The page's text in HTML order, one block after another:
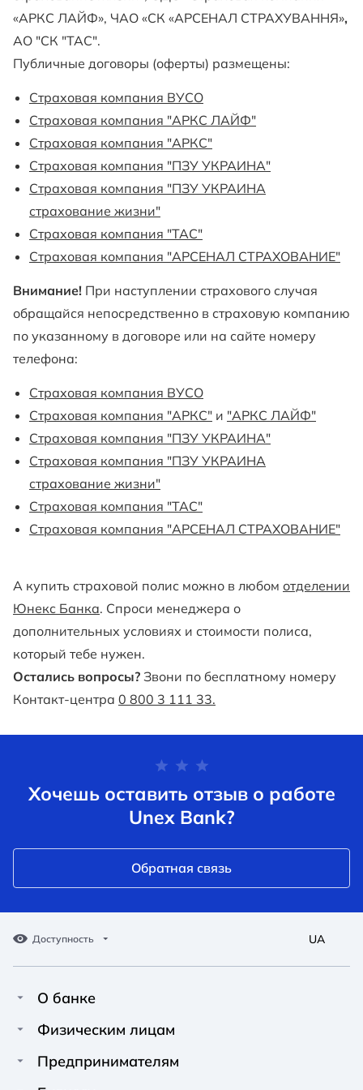
«АРКС ЛАЙФ», ЧАО «СК «АРСЕНАЛ СТРАХУВАННЯ»,
АО "СК "ТАС".
Публичные договоры (оферты) размещены:
Страховая компания ВУСО
Страховая компания "АРКС ЛАЙФ"
Страховая компания "АРКС"
Страховая компания "ПЗУ УКРАИНА"
Страховая компания "ПЗУ УКРАИНА
страхование жизни"
Страховая компания "ТАС"
Страховая компания "АРСЕНАЛ СТРАХОВАНИЕ"
Внимание! При наступлении страхового случая
обращайся непосредственно в страховую компанию
по указанному в договоре или на сайте номеру
телефона:
Страховая компания ВУСО
Страховая компания "АРКС" и "АРКС ЛАЙФ"
Страховая компания "ПЗУ УКРАИНА"
Страховая компания "ПЗУ УКРАИНА
страхование жизни"
Страховая компания "ТАС"
Страховая компания "АРСЕНАЛ СТРАХОВАНИЕ"
А купить страховой полис можно в любом отделении
Юнекс Банка. Спроси менеджера о
дополнительных условиях и стоимости полиса,
который тебе нужен.
Остались вопросы? Звони по бесплатному номеру
Контакт-центра 0 800 3 111 33.
Хочешь оставить отзыв о работе
Unex Bank?
Обратная связь
Доступность
A A
Обычный
A A
Средний
A A
Большой
UA
О банке
Про Unex Bank
Физическим лицам
Кредиты
Предпринимателям
Финансирование